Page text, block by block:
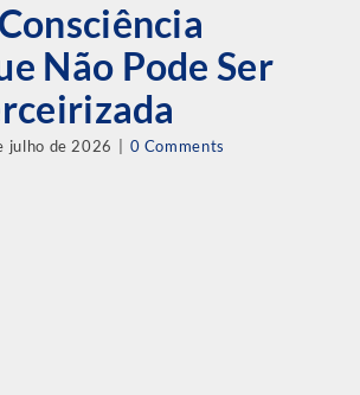
Não Pode Ser
julho de 2026 0 Comments